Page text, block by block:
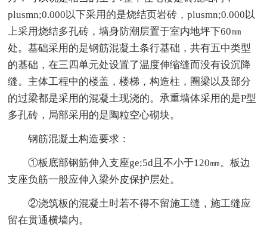
plusmn;0.000以下采用的是烧结页岩砖，plusmn;0.000以
上采用烧结多孔砖，墙身防潮层置于室内地坪下60㎜
处。基础采用的是钢筋混凝土条行基础，共有五中类型
的基础，在三四单元处设置了温度伸缩缝而没有设沉降
缝。主体工程中的楼盖，楼梯，构造柱，圈梁以及部分
的过梁都是采用的混凝土现浇的。承重墙体采用的是P型
多孔砖，局部采用的是陶粒空心砌块。
钢筋混凝土构造要求：
①板底部钢筋伸入支座ge;5d且不小于120㎜。板边
支座负筋一般应伸入梁外皮保护层处。
②浇筑板的混凝土时若不得不留施工缝，施工缝应
留在贯通横墙内。